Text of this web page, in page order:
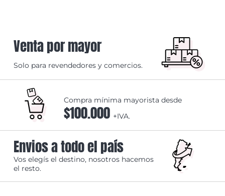
Venta por mayor
Solo para revendedores y comercios.
Compra mínima mayorista desde
$100.000 +IVA.
Envios a todo el país
Vos elegís el destino, nosotros hacemos
el resto.